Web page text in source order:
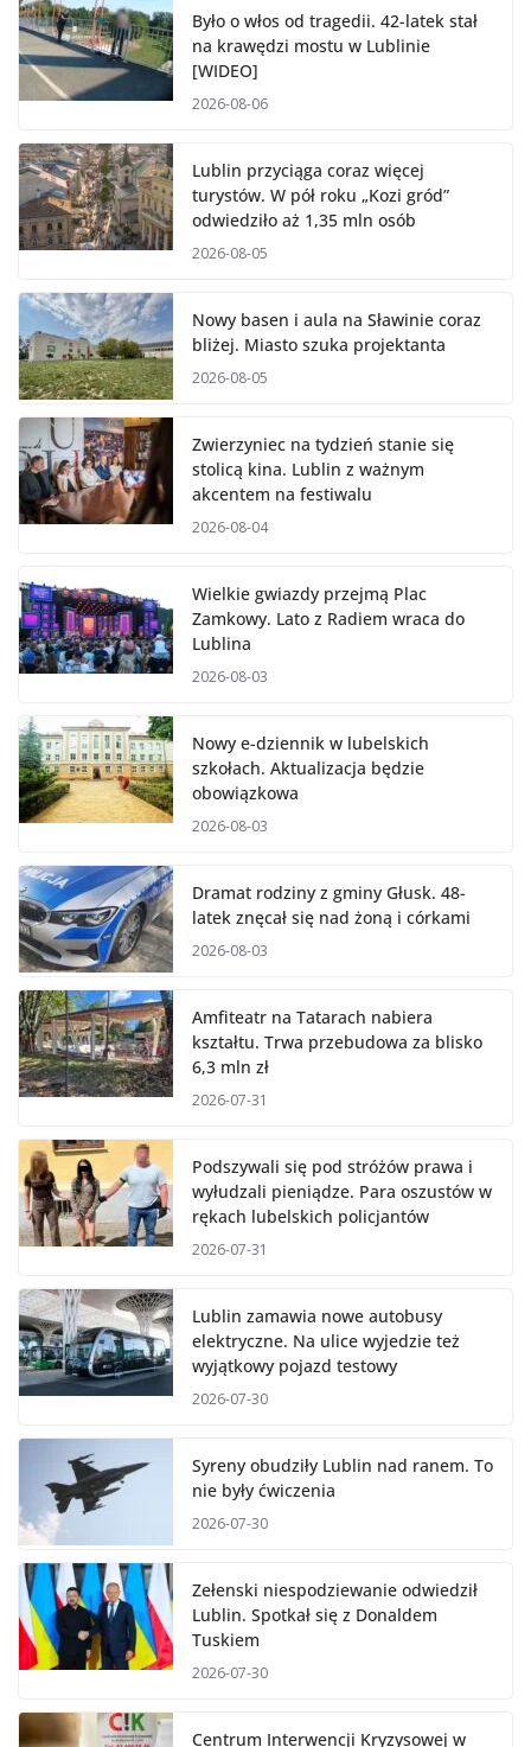
Było o włos od tragedii. 42-latek stał
na krawędzi mostu w Lublinie
[WIDEO]
2026-08-06
Lublin przyciąga coraz więcej
turystów. W pół roku „Kozi gród”
odwiedziło aż 1,35 mln osób
2026-08-05
Nowy basen i aula na Sławinie coraz
bliżej. Miasto szuka projektanta
2026-08-05
Zwierzyniec na tydzień stanie się
stolicą kina. Lublin z ważnym
akcentem na festiwalu
2026-08-04
Wielkie gwiazdy przejmą Plac
Zamkowy. Lato z Radiem wraca do
Lublina
2026-08-03
Nowy e-dziennik w lubelskich
szkołach. Aktualizacja będzie
obowiązkowa
2026-08-03
Dramat rodziny z gminy Głusk. 48-
latek znęcał się nad żoną i córkami
2026-08-03
Amfiteatr na Tatarach nabiera
kształtu. Trwa przebudowa za blisko
6,3 mln zł
2026-07-31
Podszywali się pod stróżów prawa i
wyłudzali pieniądze. Para oszustów w
rękach lubelskich policjantów
2026-07-31
Lublin zamawia nowe autobusy
elektryczne. Na ulice wyjedzie też
wyjątkowy pojazd testowy
2026-07-30
Syreny obudziły Lublin nad ranem. To
nie były ćwiczenia
2026-07-30
Zełenski niespodziewanie odwiedził
Lublin. Spotkał się z Donaldem
Tuskiem
2026-07-30
Centrum Interwencji Kryzysowej w